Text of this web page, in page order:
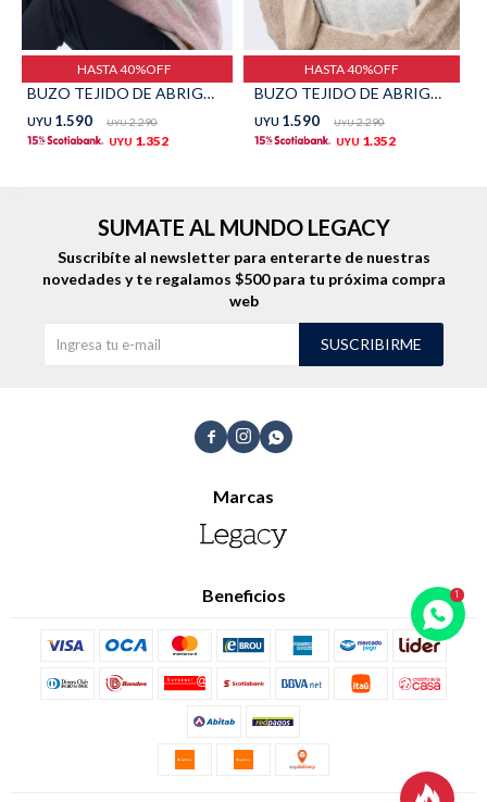
HASTA 40%OFF
BUZO TEJIDO DE ABRIGO - Rosa
UYU 1.590 UYU 2.290
UYU 1.352
HASTA 40%OFF
BUZO TEJIDO DE ABRIGO - Gris
UYU 1.590 UYU 2.290
UYU 1.352
  
Marcas
Beneficios
SUMATE AL MUNDO LEGACY
Suscribíte al newsletter para enterarte de nuestras
novedades y te regalamos $500 para tu próxima compra
web
SUSCRIBIRME
Sacos Calzado
TALLES GRANDES Uniformes empresariales
Canjear mis puntos
Envíos, cambios y devoluciones